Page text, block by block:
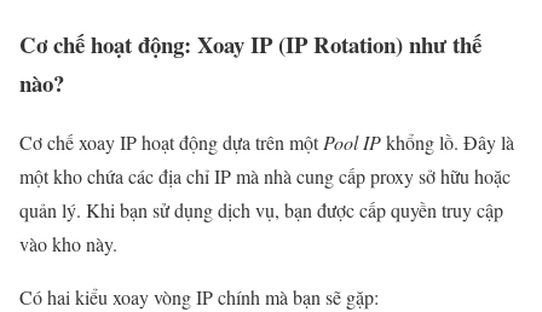
Cơ chế hoạt động: Xoay IP (IP Rotation) như thế
nào?
Cơ chế xoay IP hoạt động dựa trên mộtPool IPkhổng lồ. Đây là
một kho chứa các địa chỉ IP mà nhà cung cấp proxy sở hữu hoặc
quản lý. Khi bạn sử dụng dịch vụ, bạn được cấp quyền truy cập
vào kho này.
Có hai kiểu xoay vòng IP chính mà bạn sẽ gặp: